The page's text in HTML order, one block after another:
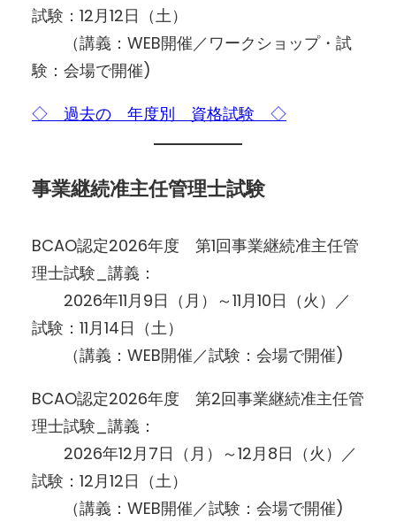
試験：12月12日（土）
（講義：WEB開催／ワークショップ・試
験：会場で開催)
◇ 過去の 年度別 資格試験 ◇
事業継続准主任管理士試験
BCAO認定2026年度 第1回事業継続准主任管
理士試験_講義：
2026年11月9日（月）～11月10日（火）／
試験：11月14日（土）
（講義：WEB開催／試験：会場で開催)
BCAO認定2026年度 第2回事業継続准主任管
理士試験_講義：
2026年12月7日（月）～12月8日（火）／
試験：12月12日（土）
（講義：WEB開催／試験：会場で開催)